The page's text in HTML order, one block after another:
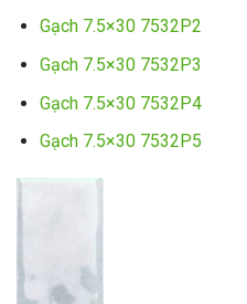
Gạch 7.5×30 7532P2
Gạch 7.5×30 7532P3
Gạch 7.5×30 7532P4
Gạch 7.5×30 7532P5